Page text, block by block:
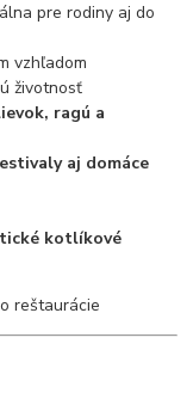
pre rodiny aj do
vzhľadom
životnosť
ragú a
aj domáce
kotlíkové